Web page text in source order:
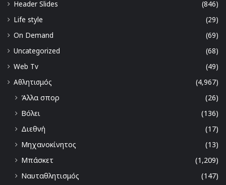
Header Slides
(846)
Life style
(29)
On Demand
(69)
Uncategorized
(68)
Web Tv
(49)
Αθλητισμός
(4,967)
Άλλα σπορ
(26)
Βόλει
(136)
Διεθνή
(17)
Μηχανοκίνητος
(13)
Μπάσκετ
(1,209)
Ναυταθλητισμός
(147)